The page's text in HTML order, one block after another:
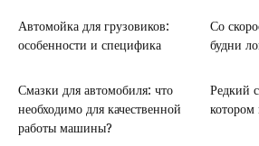
Автомойка для грузовиков:
особенности и специфика
Со
будни
Смазки для автомобиля: что
необходимо для качественной
работы машины?
Редкий
котором